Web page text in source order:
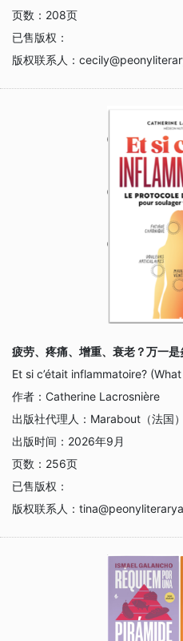
页数： 208页
已售版权：
版权联系人：
疲劳、疼痛、增重、衰老？万一是
Et si c’était inflammatoire?
作者： Catherine Lacrosnière
出版社代理人： Marabout（法国）
出版时间： 2026年9月
页数： 256页
已售版权：
版权联系人：